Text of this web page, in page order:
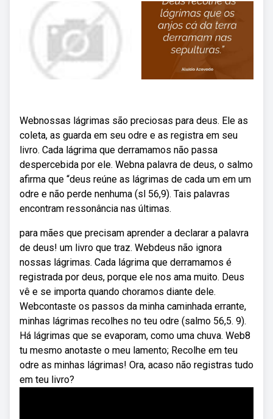
Webnossas lágrimas são preciosas para deus. Ele as
coleta, as guarda em seu odre e as registra em seu
livro. Cada lágrima que derramamos não passa
despercebida por ele. Webna palavra de deus, o salmo
afirma que “deus reúne as lágrimas de cada um em um
odre e não perde nenhuma (sl 56,9). Tais palavras
encontram ressonância nas últimas.
️para mães que precisam aprender a declarar a palavra
de deus! ️um livro que traz. Webdeus não ignora
nossas lágrimas. Cada lágrima que derramamos é
registrada por deus, porque ele nos ama muito. Deus
vê e se importa quando choramos diante dele.
Webcontaste os passos da minha caminhada errante,
minhas lágrimas recolhes no teu odre (salmo 56,5. 9).
Há lágrimas que se evaporam, como uma chuva. Web8
tu mesmo anotaste o meu lamento; Recolhe em teu
odre as minhas lágrimas! Ora, acaso não registras tudo
em teu livro?